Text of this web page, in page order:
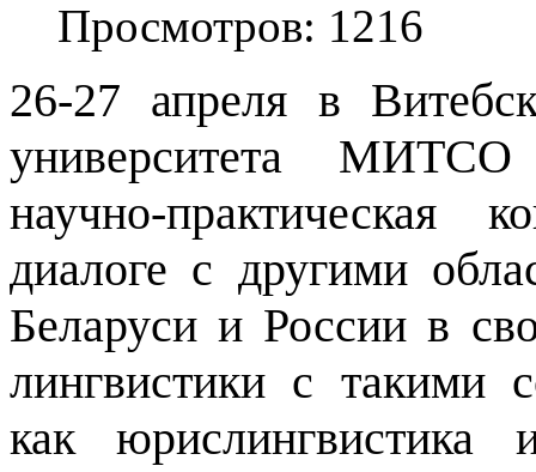
Просмотров: 1216
26-27 апреля в
университета МИТСО
научно-практическая
диалоге с другими
Беларуси и России в
лингвистики с такими
как юрислингвистика